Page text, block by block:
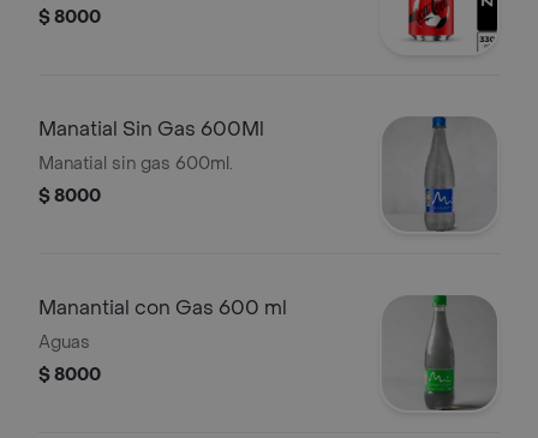
$ 8000
Manatial Sin Gas 600Ml
Manatial sin gas 600ml.
$ 8000
Manantial con Gas 600 ml
Aguas
$ 8000